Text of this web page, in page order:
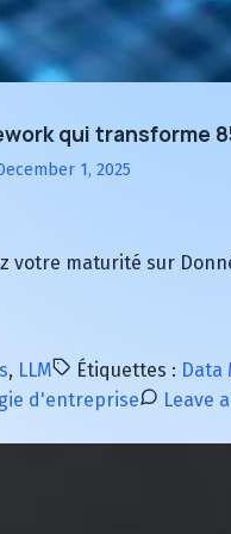
qui transforme
1, 2025
votre maturité sur
, LLM Étiquettes : Data
d'entreprise Leave